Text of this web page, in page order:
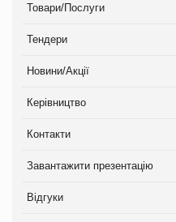
Товари/Послуги
Тендери
Новини/Акції
Керівництво
Контакти
Завантажити презентацію
Відгуки